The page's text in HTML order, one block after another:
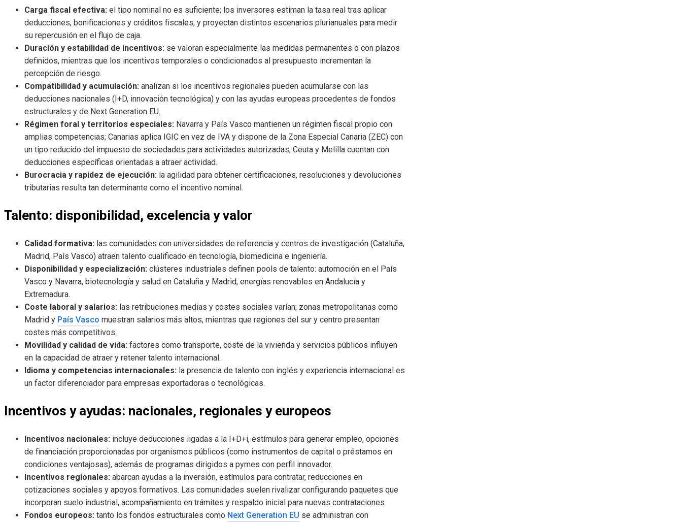
Carga fiscal efectiva: el tipo nominal no es suficiente; los inversores estiman la tasa real tras aplicar
deducciones, bonificaciones y créditos fiscales, y proyectan distintos escenarios plurianuales para medir
su repercusión en el flujo de caja.
Duración y estabilidad de incentivos: se valoran especialmente las medidas permanentes o con plazos
definidos, mientras que los incentivos temporales o condicionados al presupuesto incrementan la
percepción de riesgo.
Compatibilidad y acumulación: analizan si los incentivos regionales pueden acumularse con las
deducciones nacionales (I+D, innovación tecnológica) y con las ayudas europeas procedentes de fondos
estructurales y de Next Generation EU.
Régimen foral y territorios especiales: Navarra y País Vasco mantienen un régimen fiscal propio con
amplias competencias; Canarias aplica IGIC en vez de IVA y dispone de la Zona Especial Canaria (ZEC) con
un tipo reducido del impuesto de sociedades para actividades autorizadas; Ceuta y Melilla cuentan con
deducciones específicas orientadas a atraer actividad.
Burocracia y rapidez de ejecución: la agilidad para obtener certificaciones, resoluciones y devoluciones
tributarias resulta tan determinante como el incentivo nominal.
Talento: disponibilidad, excelencia y valor
Calidad formativa: las comunidades con universidades de referencia y centros de investigación (Cataluña,
Madrid, País Vasco) atraen talento cualificado en tecnología, biomedicina e ingeniería.
Disponibilidad y especialización: clústeres industriales definen pools de talento: automoción en el País
Vasco y Navarra, biotecnología y salud en Cataluña y Madrid, energías renovables en Andalucía y
Extremadura.
Coste laboral y salarios: las retribuciones medias y costes sociales varían; zonas metropolitanas como
Madrid y País Vasco muestran salarios más altos, mientras que regiones del sur y centro presentan
costes más competitivos.
Movilidad y calidad de vida: factores como transporte, coste de la vivienda y servicios públicos influyen
en la capacidad de atraer y retener talento internacional.
Idioma y competencias internacionales: la presencia de talento con inglés y experiencia internacional es
un factor diferenciador para empresas exportadoras o tecnológicas.
Incentivos y ayudas: nacionales, regionales y europeos
Incentivos nacionales: incluye deducciones ligadas a la I+D+i, estímulos para generar empleo, opciones
de financiación proporcionadas por organismos públicos (como instrumentos de capital o préstamos en
condiciones ventajosas), además de programas dirigidos a pymes con perfil innovador.
Incentivos regionales: abarcan ayudas a la inversión, estímulos para contratar, reducciones en
cotizaciones sociales y apoyos formativos. Las comunidades suelen rivalizar configurando paquetes que
incorporan suelo industrial, acompañamiento en trámites y respaldo inicial para nuevas contrataciones.
Fondos europeos: tanto los fondos estructurales como Next Generation EU se administran con